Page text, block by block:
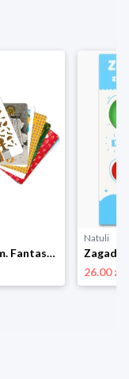
Xplore Team. Fantastyczne gry logiczne 6-7 lat Czuczu
Natuli
26.00 zł